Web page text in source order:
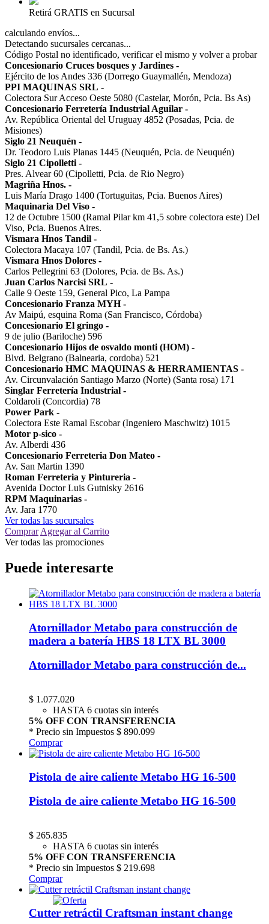
Retirá GRATIS en Sucursal
calculando envíos...
Detectando sucursales cercanas...
Código Postal no identificado, verificar el mismo y volver a probar
Concesionario Cruces bosques y Jardines -
Ejército de los Andes 336 (Dorrego Guaymallén, Mendoza)
PPI MAQUINAS SRL -
Colectora Sur Acceso Oeste 5080 (Castelar, Morón, Pcia. Bs As)
Concesionario Ferretería Industrial Aguilar -
Av. República Oriental del Uruguay 4852 (Posadas, Pcia. de
Misiones)
Siglo 21 Neuquén -
Dr. Teodoro Luis Planas 1445 (Neuquén, Pcia. de Neuquén)
Siglo 21 Cipolletti -
Pres. Alvear 60 (Cipolletti, Pcia. de Rio Negro)
Magriña Hnos. -
Luis María Drago 1400 (Tortuguitas, Pcia. Buenos Aires)
Maquinaria Del Viso -
12 de Octubre 1500 (Ramal Pilar km 41,5 sobre colectora este) Del
Viso, Pcia. Buenos Aires.
Vismara Hnos Tandil -
Colectora Macaya 107 (Tandil, Pcia. de Bs. As.)
Vismara Hnos Dolores -
Carlos Pellegrini 63 (Dolores, Pcia. de Bs. As.)
Juan Carlos Narcisi SRL -
Calle 9 Oeste 159, General Pico, La Pampa
Concesionario Franza MYH -
Av Maipú, esquina Roma (San Francisco, Córdoba)
Concesionario El gringo -
9 de julio (Bariloche) 596
Concesionario Hijos de osvaldo monti (HOM) -
Blvd. Belgrano (Balnearia, cordoba) 521
Concesionario HMC MAQUINAS & HERRAMIENTAS -
Av. Circunvalación Santiago Marzo (Norte) (Santa rosa) 171
Singlar Ferretería Industrial -
Coldaroli (Concordia) 78
Power Park -
Colectora Este Ramal Escobar (Ingeniero Maschwitz) 1015
Motor p-sico -
Av. Alberdi 436
Concesionario Ferreteria Don Mateo -
Av. San Martin 1390
Roman Ferreteria y Pintureria -
Avenida Doctor Luis Gutnisky 2616
RPM Maquinarias -
Av. Jara 1770
Ver todas las sucursales
Comprar Agregar al Carrito
Ver todas las promociones
Puede interesarte
Atornillador Metabo para construcción de
madera a batería HBS 18 LTX BL 3000
Atornillador Metabo para construcción de...
$ 1.077.020
HASTA 6 cuotas sin interés
5% OFF CON TRANSFERENCIA
* Precio sin Impuestos $ 890.099
Comprar
Pistola de aire caliente Metabo HG 16-500
Pistola de aire caliente Metabo HG 16-500
$ 265.835
HASTA 6 cuotas sin interés
5% OFF CON TRANSFERENCIA
* Precio sin Impuestos $ 219.698
Comprar
Cutter retráctil Craftsman instant change